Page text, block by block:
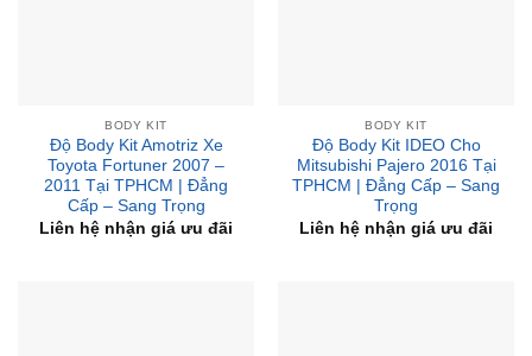
BODY KIT
Độ Body Kit Amotriz Xe
Toyota Fortuner 2007 –
2011 Tại TPHCM | Đẳng
Cấp – Sang Trọng
Liên hệ nhận giá ưu đãi
BODY KIT
Độ Body Kit IDEO Cho
Mitsubishi Pajero 2016 Tại
TPHCM | Đẳng Cấp – Sang
Trọng
Liên hệ nhận giá ưu đãi